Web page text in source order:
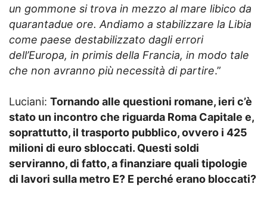
un gommone si trova in mezzo al mare libico da
quarantadue ore. Andiamo a stabilizzare la Libia
come paese destabilizzato dagli errori
dell’Europa, in primis della Francia, in modo tale
che non avranno più necessità di partire.”
Luciani: Tornando alle questioni romane, ieri c’è
stato un incontro che riguarda Roma Capitale e,
soprattutto, il trasporto pubblico, ovvero i 425
milioni di euro sbloccati. Questi soldi
serviranno, di fatto, a finanziare quali tipologie
di lavori sulla metro E? E perché erano bloccati?